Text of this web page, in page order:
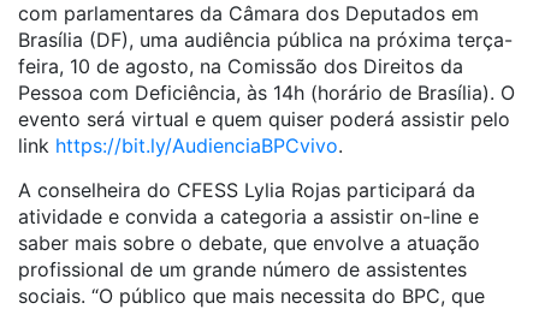
com parlamentares da Câmara dos Deputados em
Brasília (DF), uma audiência pública na próxima terça-
feira, 10 de agosto, na Comissão dos Direitos da
Pessoa com Deficiência, às 14h (horário de Brasília). O
evento será virtual e quem quiser poderá assistir pelo
link https://bit.ly/AudienciaBPCvivo.
A conselheira do CFESS Lylia Rojas participará da
atividade e convida a categoria a assistir on-line e
saber mais sobre o debate, que envolve a atuação
profissional de um grande número de assistentes
sociais. “O público que mais necessita do BPC, que